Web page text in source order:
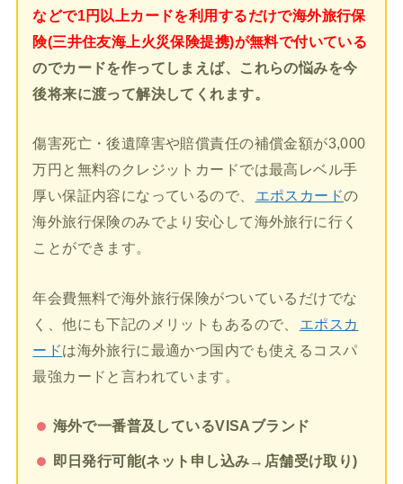
などで1円以上カードを利用するだけで海外旅行保
険(三井住友海上火災保険提携)が無料で付いている
のでカードを作ってしまえば、これらの悩みを今
後将来に渡って解決してくれます。
傷害死亡・後遺障害や賠償責任の補償金額が3,000
万円と無料のクレジットカードでは最高レベル手
厚い保証内容になっているので、
エポスカードの
海外旅行保険のみでより安心して海外旅行に行く
ことができます。
年会費無料で海外旅行保険がついているだけでな
く、他にも下記のメリットもあるので、
エポスカ
ードは海外旅行に最適かつ国内でも使えるコスパ
最強カードと言われています。
海外で一番普及しているVISAブランド
即日発行可能(ネット申し込み→店舗受け取り)